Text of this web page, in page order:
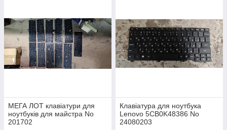
МЕГА ЛОТ клавіатури для
ноутбуків для майстра No
201702
Клавіатура для ноутбука
Lenovo 5CB0K48386 No
24080203